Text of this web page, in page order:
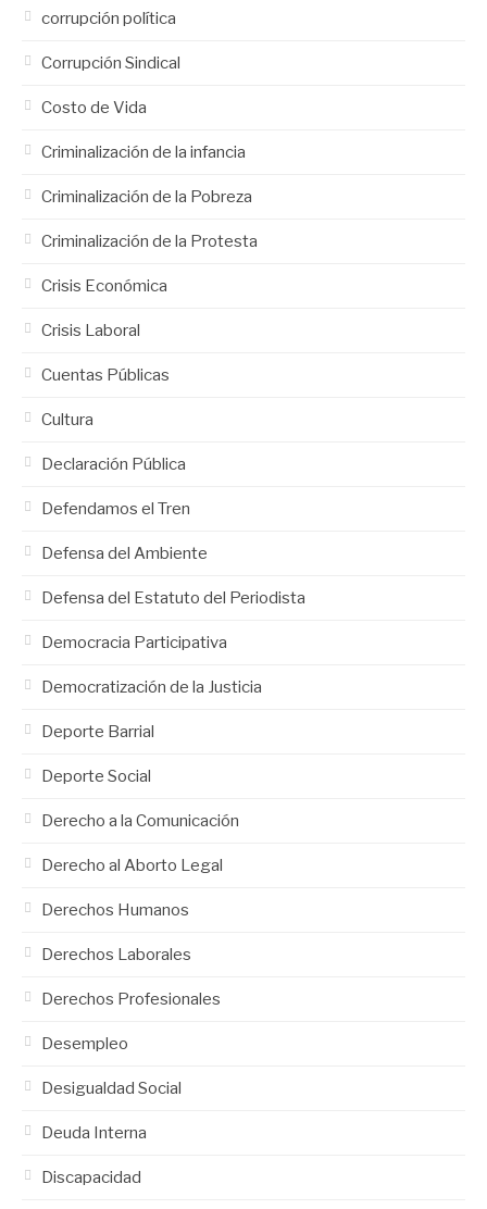
corrupción política
Corrupción Sindical
Costo de Vida
Criminalización de la infancia
Criminalización de la Pobreza
Criminalización de la Protesta
Crisis Económica
Crisis Laboral
Cuentas Públicas
Cultura
Declaración Pública
Defendamos el Tren
Defensa del Ambiente
Defensa del Estatuto del Periodista
Democracia Participativa
Democratización de la Justicia
Deporte Barrial
Deporte Social
Derecho a la Comunicación
Derecho al Aborto Legal
Derechos Humanos
Derechos Laborales
Derechos Profesionales
Desempleo
Desigualdad Social
Deuda Interna
Discapacidad